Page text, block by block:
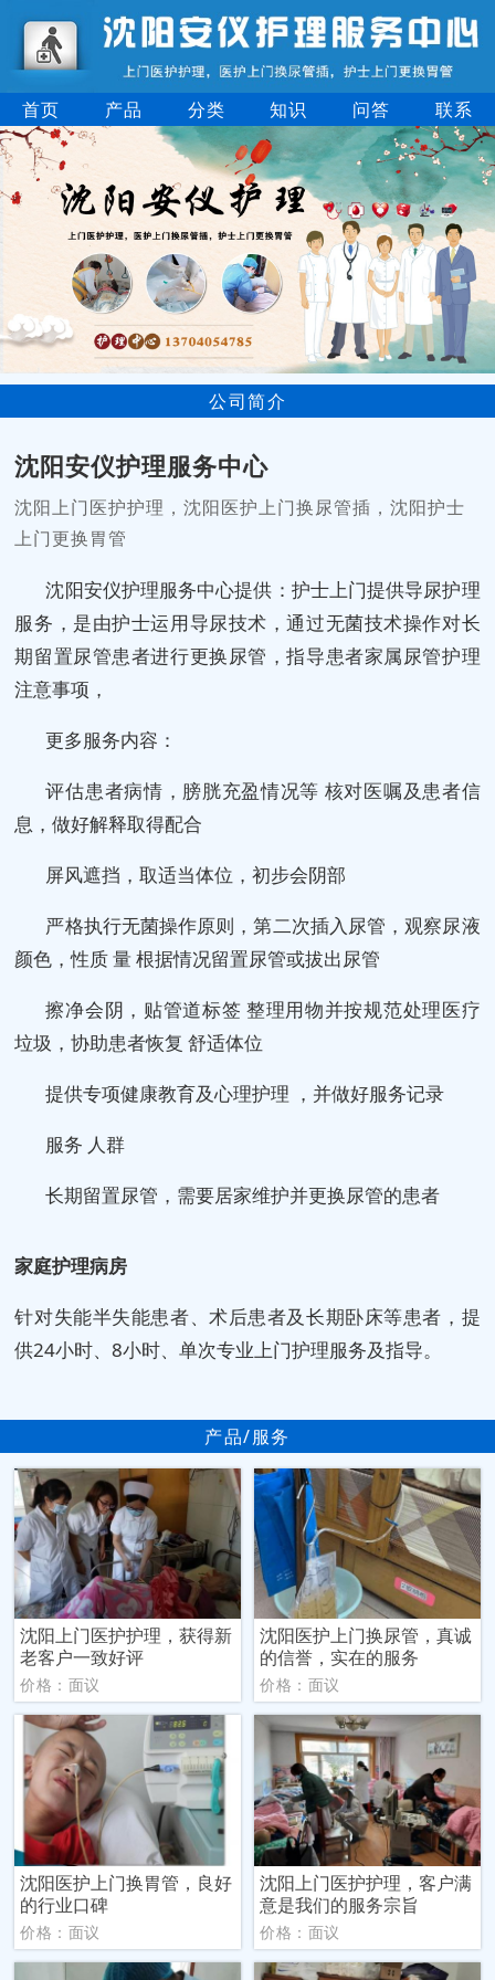
首页 产品 分类 知识 问答 联系
公司简介
沈阳安仪护理服务中心
沈阳上门医护护理，沈阳医护上门换尿管插，沈阳护士
上门更换胃管
沈阳安仪护理服务中心提供：护士上门提供导尿护理
服务，是由护士运用导尿技术，通过无菌技术操作对长
期留置尿管患者进行更换尿管，指导患者家属尿管护理
注意事项，
更多服务内容：
评估患者病情，膀胱充盈情况等 核对医嘱及患者信
息，做好解释取得配合
屏风遮挡，取适当体位，初步会阴部
严格执行无菌操作原则，第二次插入尿管，观察尿液
颜色，性质 量 根据情况留置尿管或拔出尿管
擦净会阴，贴管道标签 整理用物并按规范处理医疗
垃圾，协助患者恢复 舒适体位
提供专项健康教育及心理护理 ，并做好服务记录
服务 人群
长期留置尿管，需要居家维护并更换尿管的患者
家庭护理病房
针对失能半失能患者、术后患者及长期卧床等患者，提
供24小时、8小时、单次专业上门护理服务及指导。
产品/服务
沈阳上门医护护理，获得新
老客户一致好评
价格：面议
沈阳医护上门换尿管，真诚
的信誉，实在的服务
价格：面议
沈阳医护上门换胃管，良好
的行业口碑
价格：面议
沈阳上门医护护理，客户满
意是我们的服务宗旨
价格：面议